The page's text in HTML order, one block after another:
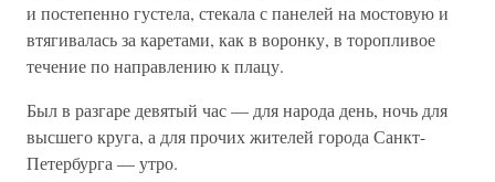
и постепенно густела, стекала с панелей на мостовую и
втягивалась за каретами, как в воронку, в торопливое
течение по направлению к плацу.
Был в разгаре девятый час — для народа день, ночь для
высшего круга, а для прочих жителей города Санкт-
Петербурга — утро.